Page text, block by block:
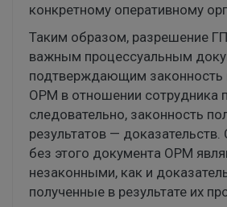
конкретному оперативному
Таким образом, разрешение
важным процессуальным
подтверждающим законность
ОРМ в отношении сотрудника
следовательно, законность
результатов — доказательств.
без этого документа ОРМ
незаконными, как и
полученные в результате их